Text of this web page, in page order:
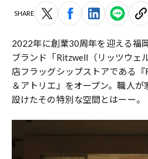
SHARE
2022年に創業30周年を迎える福
ブランド「Ritzwell（リッツウェ
店フラッグシップストアである
＆アトリエ』をオープン。職人が
設けたその特別な空間とはーー。